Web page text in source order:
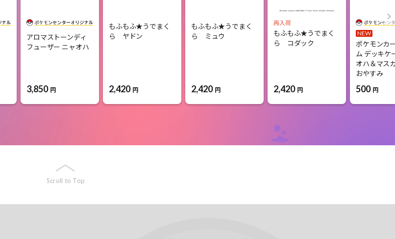
アロマストーンディ
フューザー ニャオハ
3,850 円
もふもふ★うでまく
ら ヤドン
2,420 円
もふもふ★うでまく
ら ミュウ
2,420 円
再入荷
もふもふ★うでまく
ら コダック
2,420 円
NEW
ポケモンカ
ム デッキケ
オハ＆マス
おやすみ
500 円
Scroll to Top